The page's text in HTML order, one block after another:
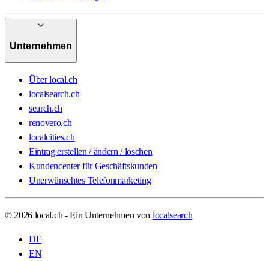
Unternehmen
Über local.ch
localsearch.ch
search.ch
renovero.ch
localcities.ch
Eintrag erstellen / ändern / löschen
Kundencenter für Geschäftskunden
Unerwünschtes Telefonmarketing
© 2026 local.ch - Ein Unternehmen von localsearch
DE
EN